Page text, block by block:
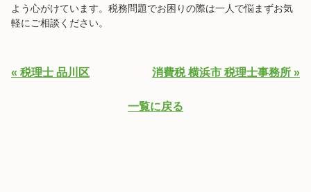
よう心がけています。税務問題でお困りの際は一人で悩まずお気
軽にご相談ください。
« 税理士 品川区 消費税 横浜市 税理士事務所 »
一覧に戻る